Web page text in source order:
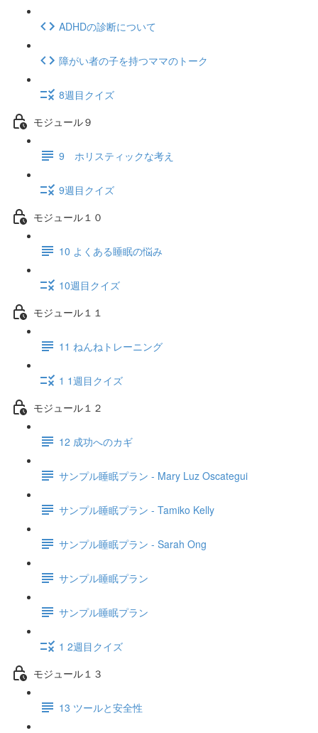
ADHDの診断について
障がい者の子を持つママのトーク
8週目クイズ
モジュール９
9 ホリスティックな考え
9週目クイズ
モジュール１０
10 よくある睡眠の悩み
10週目クイズ
モジュール１１
11 ねんねトレーニング
1 1週目クイズ
モジュール１２
12 成功へのカギ
サンプル睡眠プラン - Mary Luz Oscategui
サンプル睡眠プラン - Tamiko Kelly
サンプル睡眠プラン - Sarah Ong
サンプル睡眠プラン
サンプル睡眠プラン
1 2週目クイズ
モジュール１３
13 ツールと安全性